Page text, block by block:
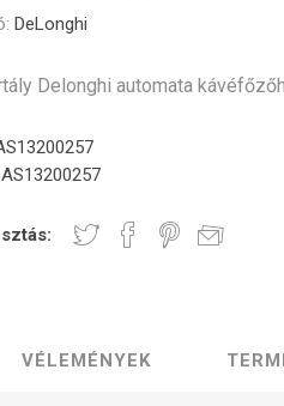
DeLonghi
Delonghi automata
AS13200257
VÉLEMÉNYEK